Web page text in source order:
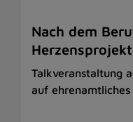
Nach dem
Talkveranstaltung
auf